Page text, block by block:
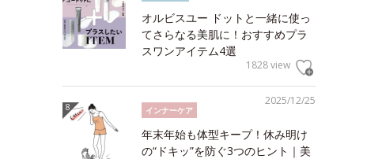
オルビスユー ドットと一緒に使っ
てさらなる美肌に！おすすめプラ
スワンアイテム4選
1828 view
2025/12/25
インナーケア
年末年始も体型キープ！休み明け
の“ドキッ”を防ぐ3つのヒント｜美